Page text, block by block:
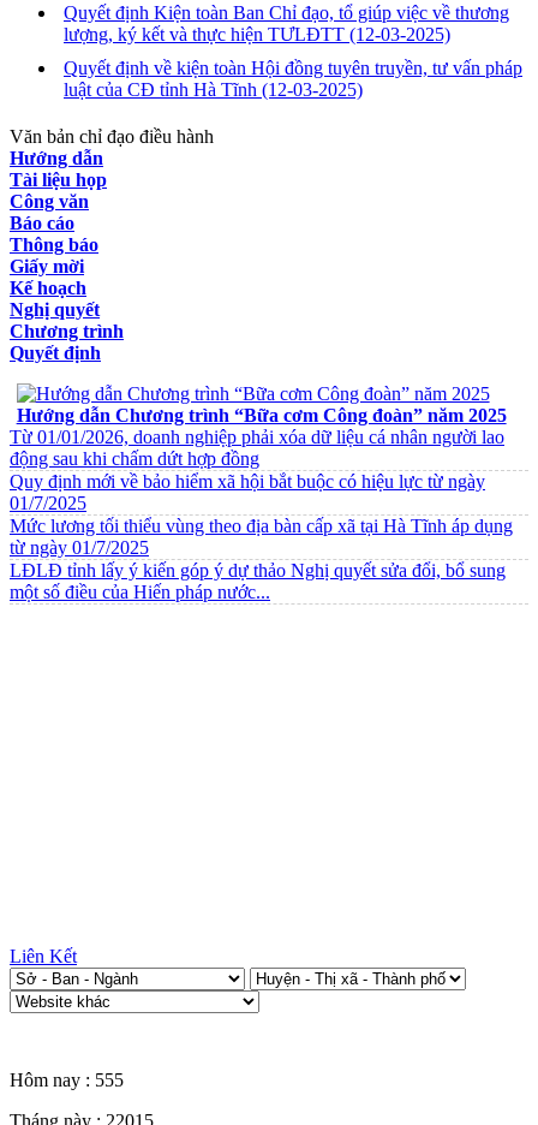
Quyết định Kiện toàn Ban Chỉ đạo, tổ giúp việc về thương
lượng, ký kết và thực hiện TƯLĐTT (12-03-2025)
Quyết định về kiện toàn Hội đồng tuyên truyền, tư vấn pháp
luật của CĐ tỉnh Hà Tĩnh (12-03-2025)
Văn bản chỉ đạo điều hành
Hướng dẫn
Tài liệu họp
Công văn
Báo cáo
Thông báo
Giấy mời
Kế hoạch
Nghị quyết
Chương trình
Quyết định
Hướng dẫn Chương trình “Bữa cơm Công đoàn” năm 2025
Từ 01/01/2026, doanh nghiệp phải xóa dữ liệu cá nhân người lao
động sau khi chấm dứt hợp đồng
Quy định mới về bảo hiểm xã hội bắt buộc có hiệu lực từ ngày
01/7/2025
Mức lương tối thiểu vùng theo địa bàn cấp xã tại Hà Tĩnh áp dụng
từ ngày 01/7/2025
LĐLĐ tỉnh lấy ý kiến góp ý dự thảo Nghị quyết sửa đổi, bổ sung
một số điều của Hiến pháp nước...
Liên Kết
Hôm nay : 555
Tháng này : 22015